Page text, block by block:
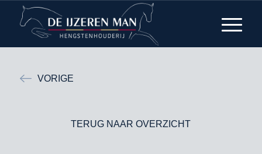
VORIGE
TERUG NAAR OVERZICHT